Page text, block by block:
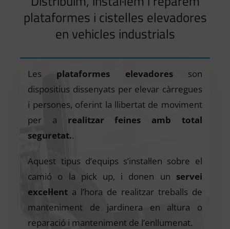
plataformes i cistelles elevadores
en vehicles industrials
Les plataformes elevadoresson
dispositius dissenyats per elevar càrregues
i persones, oferint la llibertat de moviment
per a realitzar feines amb total
seguretat..
Aquest tipus d’equips s’instal·len sobre el
camió o la pick up, i donen un servei
excel·lent a l’hora de realitzar treballs de
manteniment de jardinera en altura o
reparació i manteniment de l’enllumenat.